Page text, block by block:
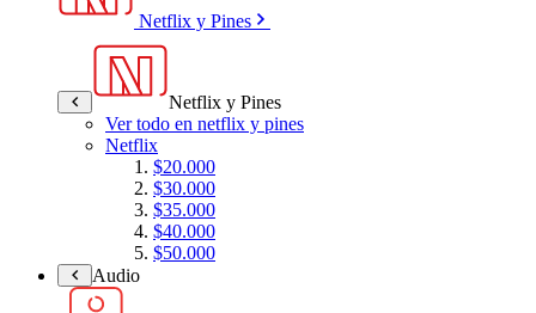
Netflix y Pines
Netflix y Pines
Ver todo en netflix y pines
Netflix
$20.000
$30.000
$35.000
$40.000
$50.000
Audio